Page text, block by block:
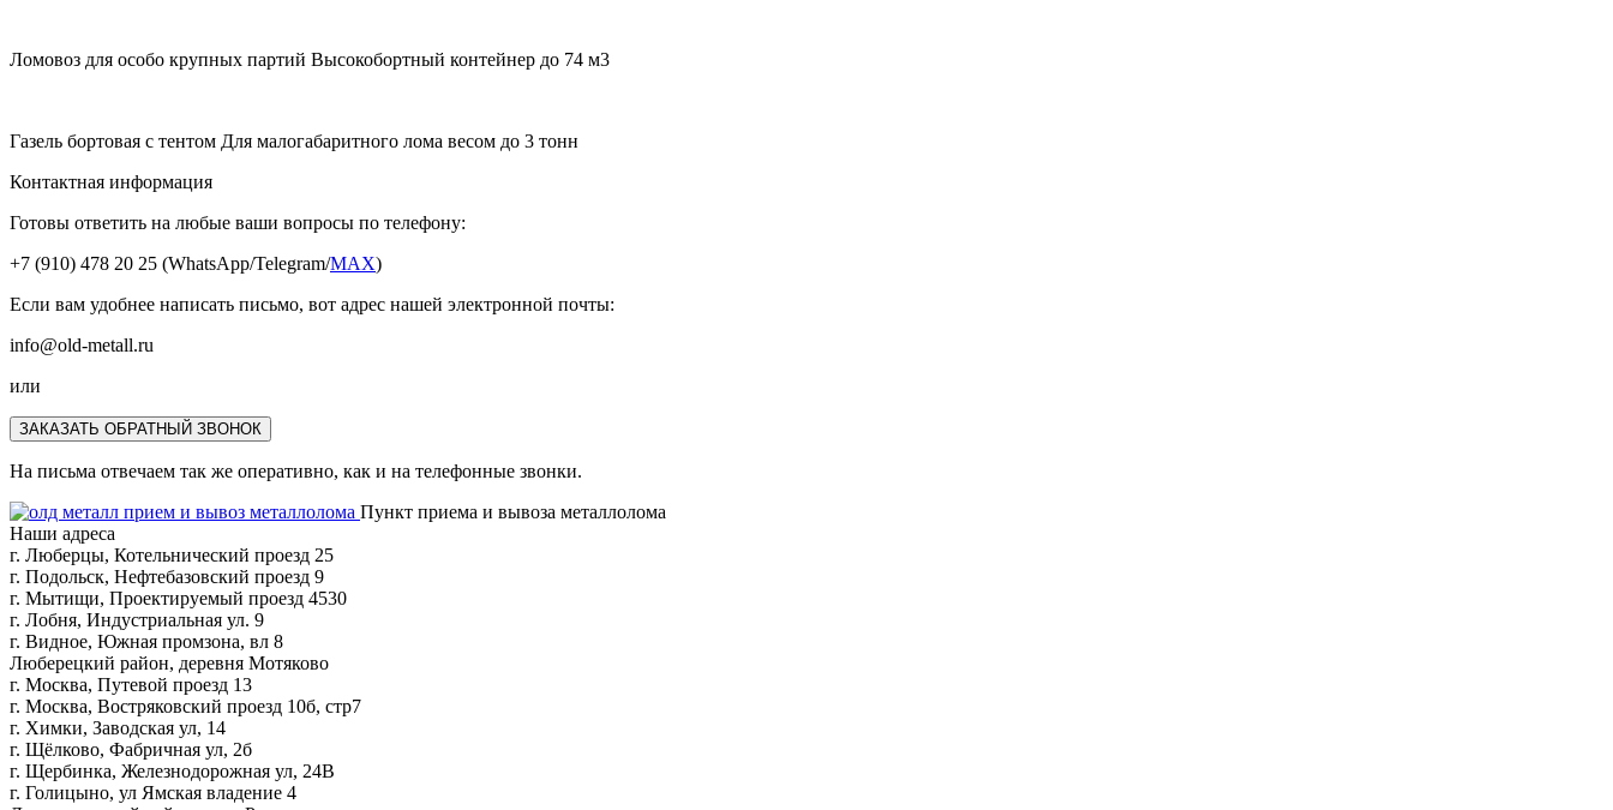
Ломовоз для особо крупных партий Высокобортный контейнер до 74 м3
Газель бортовая с тентом Для малогабаритного лома весом до 3 тонн
Контактная информация
Готовы ответить на любые ваши вопросы по телефону:
+7 (910) 478 20 25 (WhatsApp/Telegram/MAX)
Если вам удобнее написать письмо, вот адрес нашей электронной почты:
info@old-metall.ru
или
ЗАКАЗАТЬ ОБРАТНЫЙ ЗВОНОК
На письма отвечаем так же оперативно, как и на телефонные звонки.
Пункт приема и вывоза металлолома
Наши адреса
г. Люберцы, Котельнический проезд 25
г. Подольск, Нефтебазовский проезд 9
г. Мытищи, Проектируемый проезд 4530
г. Лобня, Индустриальная ул. 9
г. Видное, Южная промзона, вл 8
Люберецкий район, деревня Мотяково
г. Москва, Путевой проезд 13
г. Москва, Востряковский проезд 10б, стр7
г. Химки, Заводская ул, 14
г. Щёлково, Фабричная ул, 2б
г. Щербинка, Железнодорожная ул, 24В
г. Голицыно, ул Ямская владение 4